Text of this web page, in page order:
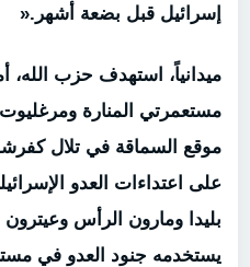
إسرائيل قبل بضعة أشهر ».
ميدانياً، استهدف حزب الله،
مستعمرتي المنارة
موقع السماقة في تلال
على ‏اعتداءات العدو
بليدا ومارون الرأس
يستخدمه جنود العدو في